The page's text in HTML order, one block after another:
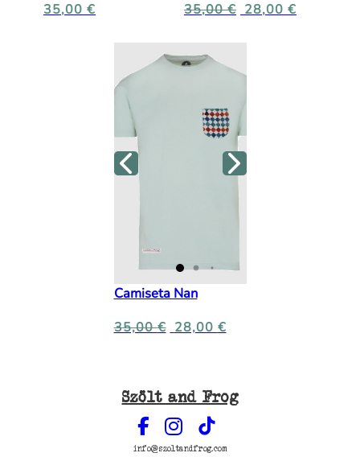
35,00 € 35,00€ 28,00 €
Camiseta Nan
35,00€ 28,00 €
Szölt and Frog
info@szoltandfrog.com